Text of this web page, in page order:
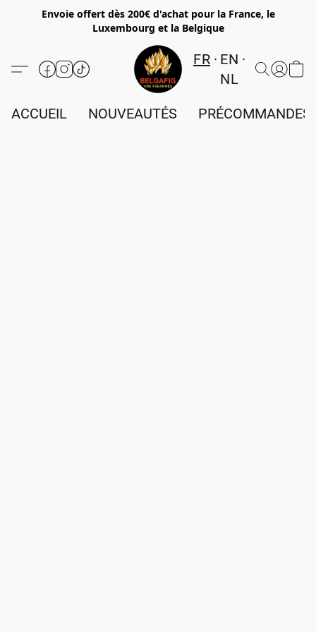
Envoie offert dès 200€ d'achat pour la France, le
Luxembourg et la Belgique
FR
EN
NL
ACCUEIL NOUVEAUTÉS PRÉCOMMANDES